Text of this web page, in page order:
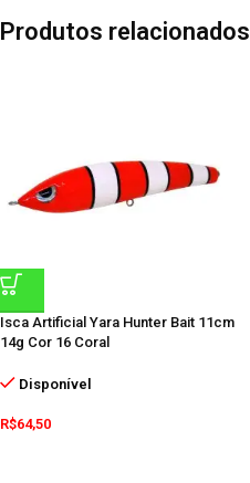
Produtos relacionados
Isca Artificial Yara Hunter Bait 11cm
14g Cor 16 Coral
Disponível
R$64,50